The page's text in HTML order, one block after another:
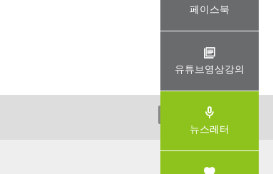
페이스북
유튜브영상강의
뉴스레터